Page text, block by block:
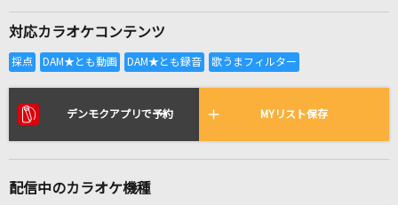
全国りれき
リアルタイムで歌われている曲の一覧
対応カラオケコンテンツ
デンモクアプリで予約 MYリスト保存
配信中のカラオケ機種